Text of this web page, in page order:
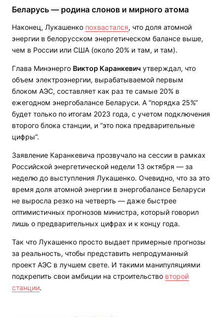
Беларусь — родина слонов и мирного атома
Наконец, Лукашенко похвастался, что доля атомной
энергии в белорусском энергетическом балансе выше,
чем в России или США (около 20% и там, и там).
Глава Минэнерго Виктор Каранкевич утверждал, что
объем электроэнергии, вырабатываемой первым
блоком АЭС, составляет как раз те самые 20% в
ежегодном энергобалансе Беларуси. А “порядка 25%“
будет только по итогам 2023 года, с учетом подключения
второго блока станции, и “это пока предварительные
цифры“.
Заявление Каранкевича прозвучало на сессии в рамках
Российской энергетической недели 13 октября — за
неделю до выступления Лукашенко. Очевидно, что за это
время доля атомной энергии в энергобалансе Беларуси
не выросла резко на четверть — даже быстрее
оптимистичных прогнозов министра, который говорил
лишь о предварительных цифрах и к концу года.
Так что Лукашенко просто выдает примерные прогнозы
за реальность, чтобы представить непродуманный
проект АЭС в лучшем свете. И такими манипуляциями
подкрепить свои амбиции на строительство второй
станции.